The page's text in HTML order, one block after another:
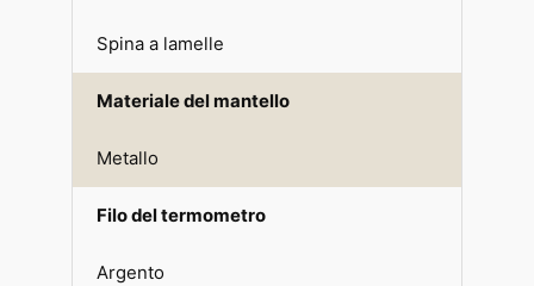
Spina a lamelle
Materiale del mantello
Metallo
Filo del termometro
Argento